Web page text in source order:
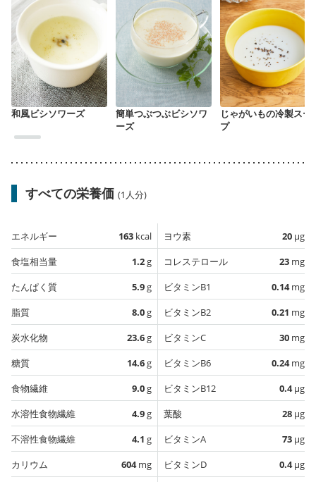
和風ビシソワーズ
簡単つぶつぶビシソワ
ーズ
じゃがいもの冷製スー
プ
すべての栄養価 (1人分)
エネルギー 163 kcal
食塩相当量
1.2g
たんぱく質
5.9g
脂質
8.0g
炭水化物
23.6g
糖質
14.6g
食物繊維
9.0g
水溶性食物繊維
4.9g
不溶性食物繊維
4.1 g
カリウム
604mg
ヨウ素 20 µg
コレステロール
23 mg
ビタミンB1
0.14mg
ビタミンB2
0.21 mg
ビタミンC
30 mg
ビタミンB6
0.24mg
ビタミンB12
0.4µg
葉酸
28 µg
ビタミンA
73 µg
ビタミンD
0.4µg